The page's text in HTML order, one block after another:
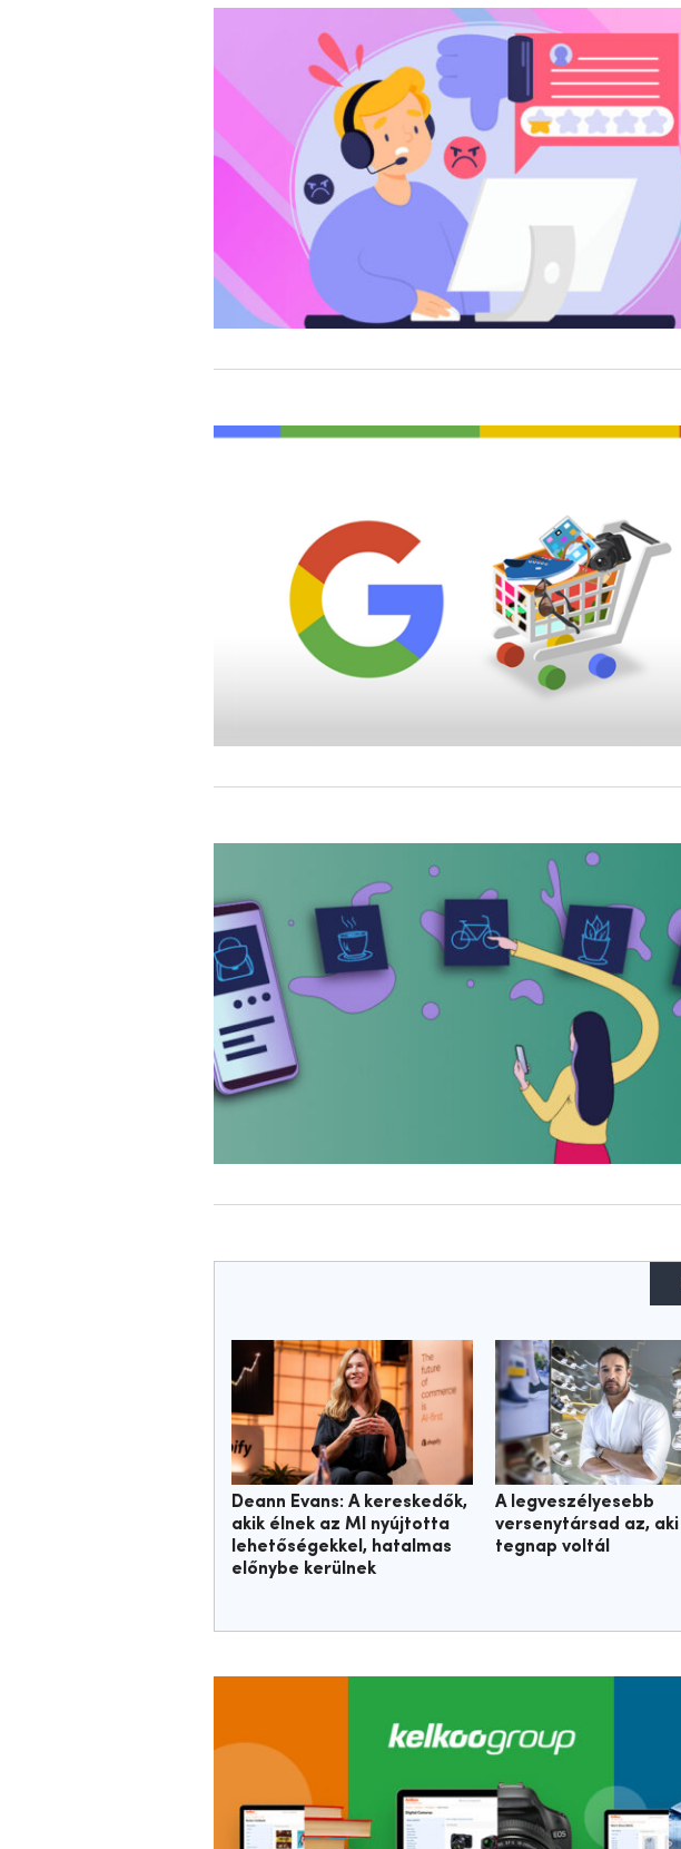
Deann Evans: A kereskedők,
akik élnek az MI nyújtotta
lehetőségekkel, hatalmas
előnybe kerülnek
A legveszélyesebb
versenytársad az, aki
tegnap voltál